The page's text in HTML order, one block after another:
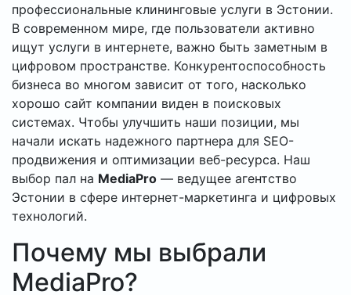
профессиональные клининговые услуги в Эстонии.
В современном мире, где пользователи активно
ищут услуги в интернете, важно быть заметным в
цифровом пространстве. Конкурентоспособность
бизнеса во многом зависит от того, насколько
хорошо сайт компании виден в поисковых
системах. Чтобы улучшить наши позиции, мы
начали искать надежного партнера для SEO-
продвижения и оптимизации веб-ресурса. Наш
выбор пал на MediaPro — ведущее агентство
Эстонии в сфере интернет-маркетинга и цифровых
технологий.
Почему мы выбрали
MediaPro?